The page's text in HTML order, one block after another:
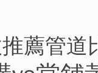
薦管道